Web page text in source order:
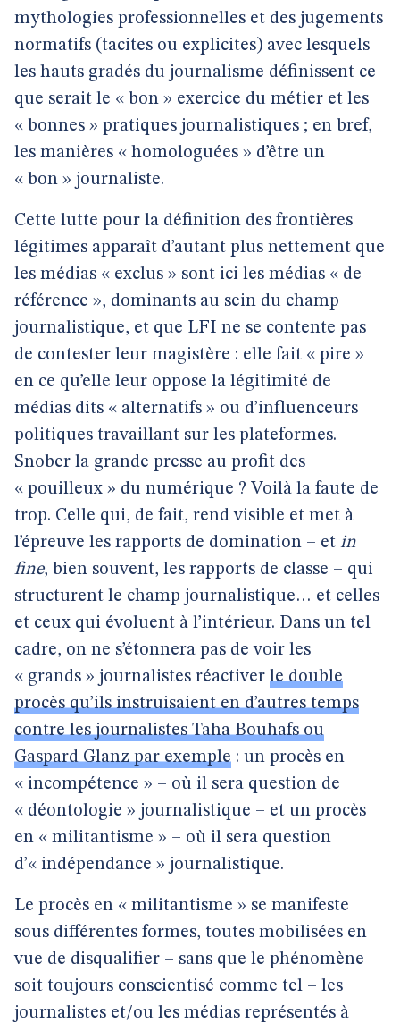
mythologies professionnelles et des jugements
normatifs (tacites ou explicites) avec lesquels
les hauts gradés du journalisme définissent ce
que serait le « bon » exercice du métier et les
« bonnes » pratiques journalistiques ; en bref,
les manières « homologuées » d’être un
« bon » journaliste.
Cette lutte pour la définition des frontières
légitimes apparaît d’autant plus nettement que
les médias « exclus » sont ici les médias « de
référence », dominants au sein du champ
journalistique, et que LFI ne se contente pas
de contester leur magistère : elle fait « pire »
en ce qu’elle leur oppose la légitimité de
médias dits « alternatifs » ou d’influenceurs
politiques travaillant sur les plateformes.
Snober la grande presse au profit des
« pouilleux » du numérique ? Voilà la faute de
trop. Celle qui, de fait, rend visible et met à
l’épreuve les rapports de domination – et in
fine, bien souvent, les rapports de classe – qui
structurent le champ journalistique… et celles
et ceux qui évoluent à l’intérieur. Dans un tel
cadre, on ne s’étonnera pas de voir les
« grands » journalistes réactiver le double
procès qu’ils instruisaient en d’autres temps
contre les journalistes Taha Bouhafs ou
Gaspard Glanz par exemple : un procès en
« incompétence » – où il sera question de
« déontologie » journalistique – et un procès
en « militantisme » – où il sera question
d’« indépendance » journalistique.
Le procès en « militantisme » se manifeste
sous différentes formes, toutes mobilisées en
vue de disqualifier – sans que le phénomène
soit toujours conscientisé comme tel – les
journalistes et/ou les médias représentés à